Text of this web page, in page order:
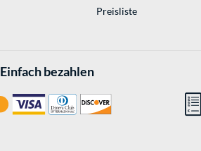
Preisliste
Einfach bezahlen